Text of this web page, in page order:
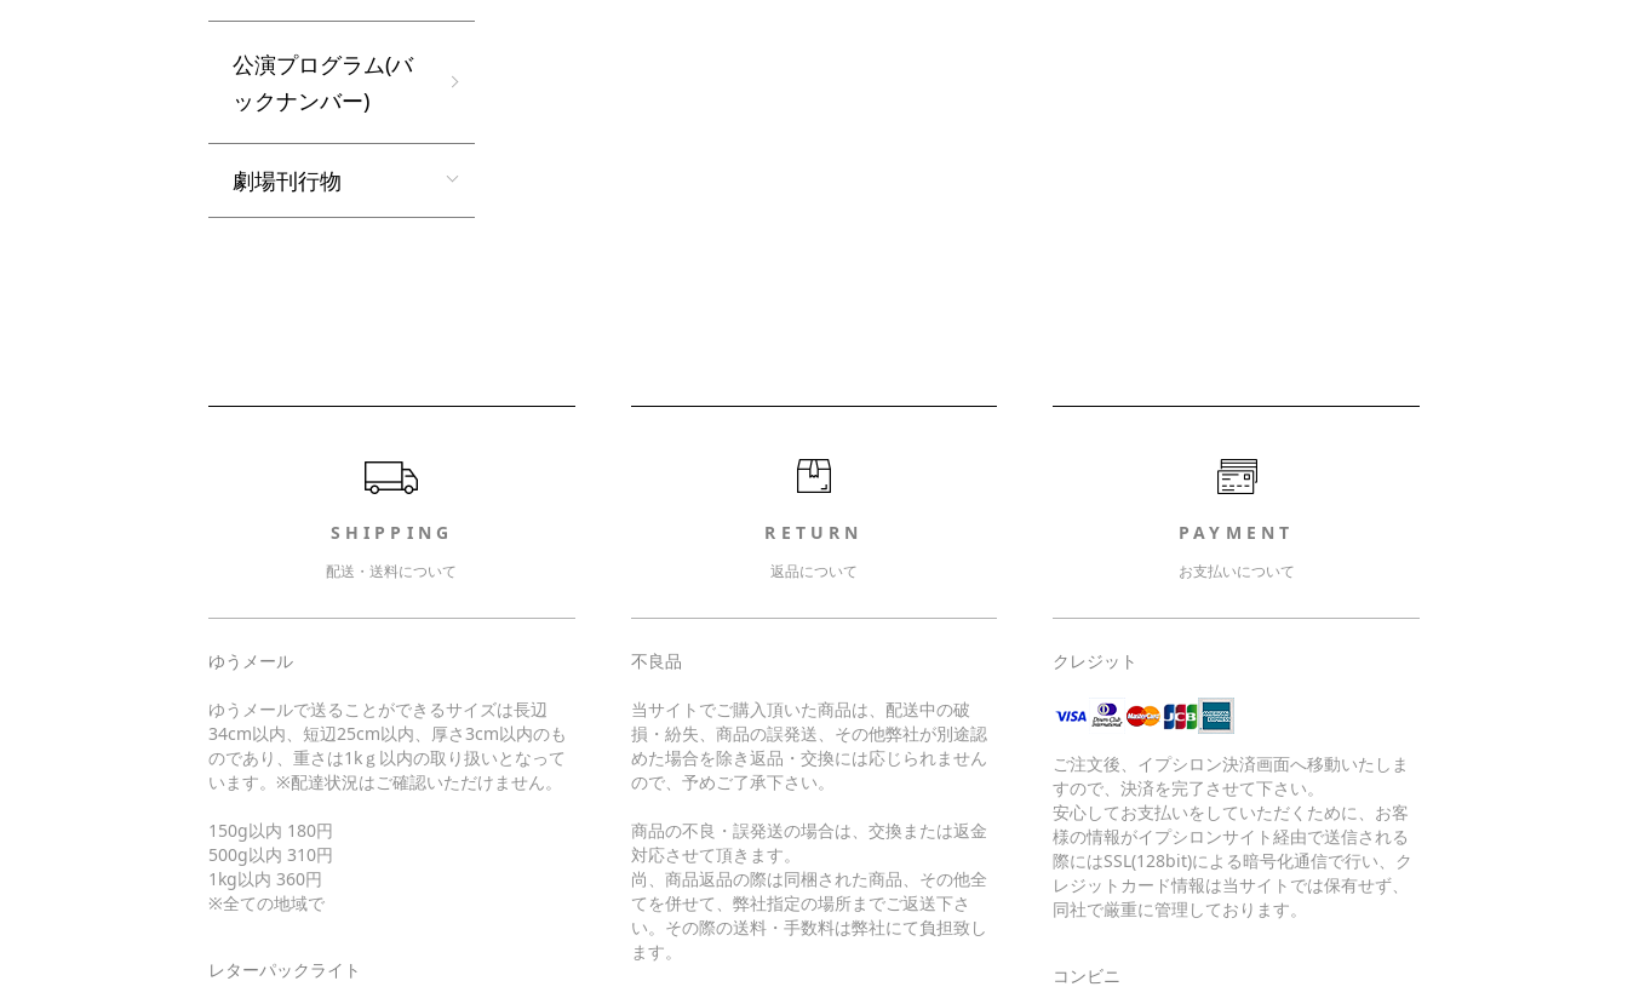
公演プログラム(バ
ックナンバー)
劇場刊行物
SHIPPING
配送・送料について
ゆうメール
ゆうメールで送ることができるサイズは長辺
34cm以内、短辺25cm以内、厚さ3cm以内のも
のであり、重さは1kｇ以内の取り扱いとなって
います。※配達状況はご確認いただけません。
150g以内 180円
500g以内 310円
1kg以内 360円
※全ての地域で
レターパックライト
RETURN
返品について
不良品
当サイトでご購入頂いた商品は、配送中の破
損・紛失、商品の誤発送、その他弊社が別途認
めた場合を除き返品・交換には応じられません
ので、予めご了承下さい。
商品の不良・誤発送の場合は、交換または返金
対応させて頂きます。
尚、商品返品の際は同梱された商品、その他全
てを併せて、弊社指定の場所までご返送下さ
い。その際の送料・手数料は弊社にて負担致し
ます。
PAYMENT
お支払いについて
クレジット
ご注文後、イプシロン決済画面へ移動いたしま
すので、決済を完了させて下さい。
安心してお支払いをしていただくために、お客
様の情報がイプシロンサイト経由で送信される
際にはSSL(128bit)による暗号化通信で行い、ク
レジットカード情報は当サイトでは保有せず、
同社で厳重に管理しております。
コンビニ